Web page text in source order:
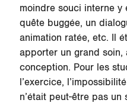
moindre souci interne y
quête buggée, un
animation ratée, etc. Il
apporter un grand
conception. Pour les
l’exercice,
n’était peut-être pas un